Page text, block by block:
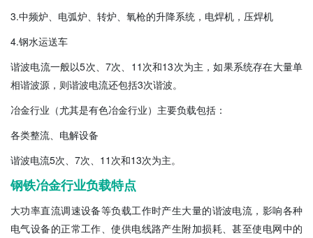
3.中频炉、电弧炉、转炉、氧枪的升降系统，电焊机，压焊机
4.钢水运送车
谐波电流一般以5次、7次、11次和13次为主，如果系统存在大量单
相谐波源，则谐波电流还包括3次谐波。
冶金行业（尤其是有色冶金行业）主要负载包括：
各类整流、电解设备
谐波电流5次、7次、11次和13次为主。
钢铁冶金行业负载特点
大功率直流调速设备等负载工作时产生大量的谐波电流，影响各种
电气设备的正常工作、使供电线路产生附加损耗、甚至使电网中的